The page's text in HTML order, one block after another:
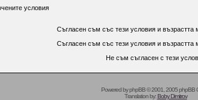
условия
Съгласен съм със тези условия и възрастта
Съгласен съм със тези условия и възрастта
Не съм съгласен с тези
Powered byphpBB© 2001, 2005 phpBB
Translation by:Boby Dimitrov